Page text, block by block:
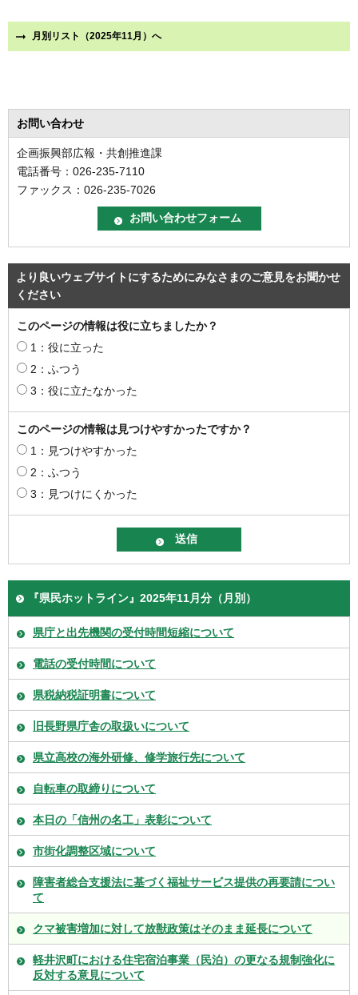
月別リスト（2025年11月）へ
お問い合わせ
企画振興部広報・共創推進課
電話番号：026-235-7110
ファックス：026-235-7026
より良いウェブサイトにするためにみなさまのご意見をお聞かせ
ください
このページの情報は役に立ちましたか？
1：役に立った
2：ふつう
3：役に立たなかった
このページの情報は見つけやすかったですか？
1：見つけやすかった
2：ふつう
3：見つけにくかった
『県民ホットライン』2025年11月分（月別）
県庁と出先機関の受付時間短縮について
電話の受付時間について
県税納税証明書について
旧長野県庁舎の取扱いについて
県立高校の海外研修、修学旅行先について
自転車の取締りについて
本日の「信州の名工」表彰について
市街化調整区域について
障害者総合支援法に基づく福祉サービス提供の再要請につい
て
クマ被害増加に対して放獣政策はそのまま延長について
軽井沢町における住宅宿泊事業（民泊）の更なる規制強化に
反対する意見について